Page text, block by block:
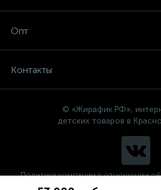
Опт
Контакты
© «Жирафик.РФ»,
детских товаров в
Политика компании в отношении